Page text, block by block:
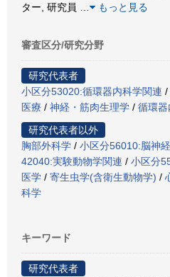
ター, 研究員
もっと見る
審査区分/研究分野
研究代表者
小区分53020:循環器内科学関連 /
医療 / 神経・筋肉生理学 / 循環
研究代表者以外
胸部外科学 / 小区分56010:脳神
42040:実験動物学関連 / 小区分
医学 / 寄生虫学(含衛生動物学) /
科学
キーワード
研究代表者